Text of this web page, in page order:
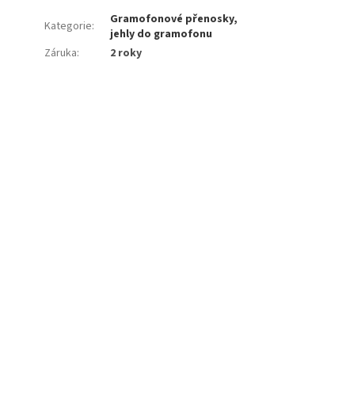
Kategorie:
Gramofonové přenosky,
jehly do gramofonu
Záruka: 2 roky